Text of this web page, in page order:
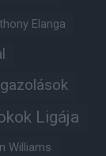
Elanga
Ligája
Williams